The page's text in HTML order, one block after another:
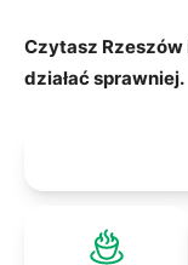
Czytasz Rzeszów
działać sprawniej.